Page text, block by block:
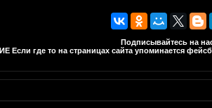
Подписывайтесь на
Если где то на страницах сайта упоминается